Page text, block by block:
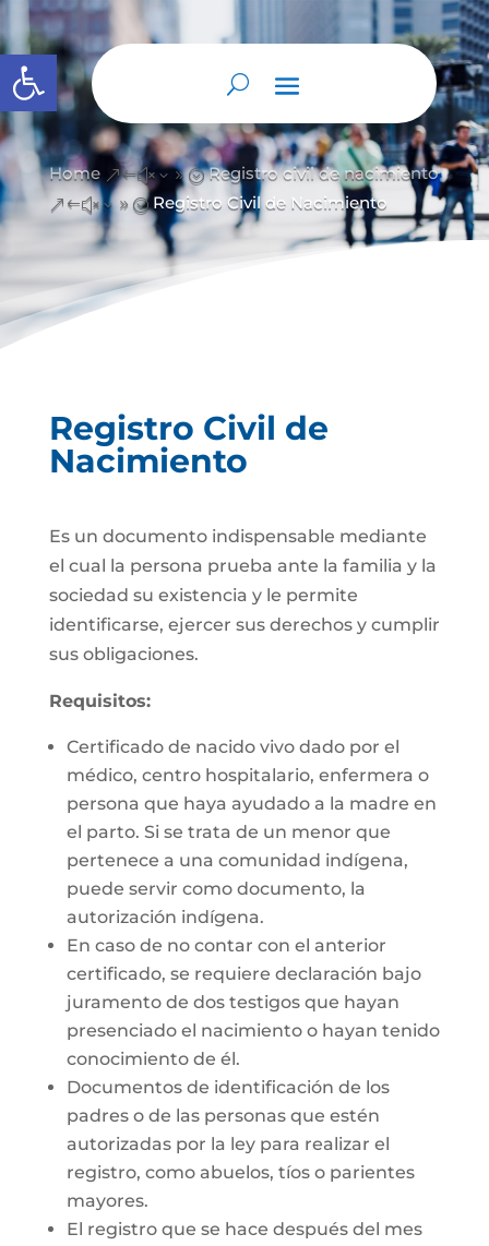
Open toolbar
Home &#x39; Registro civil de nacimiento
&#x39; Registro Civil de Nacimiento
Registro Civil de
Nacimiento
Es un documento indispensable mediante
el cual la persona prueba ante la familia y la
sociedad su existencia y le permite
identificarse, ejercer sus derechos y cumplir
sus obligaciones.
Requisitos:
Certificado de nacido vivo dado por el
médico, centro hospitalario, enfermera o
persona que haya ayudado a la madre en
el parto. Si se trata de un menor que
pertenece a una comunidad indígena,
puede servir como documento, la
autorización indígena.
En caso de no contar con el anterior
certificado, se requiere declaración bajo
juramento de dos testigos que hayan
presenciado el nacimiento o hayan tenido
conocimiento de él.
Documentos de identificación de los
padres o de las personas que estén
autorizadas por la ley para realizar el
registro, como abuelos, tíos o parientes
mayores.
El registro que se hace después del mes